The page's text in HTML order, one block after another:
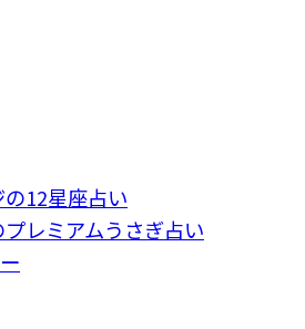
12星座占い
レミアムうさぎ占い